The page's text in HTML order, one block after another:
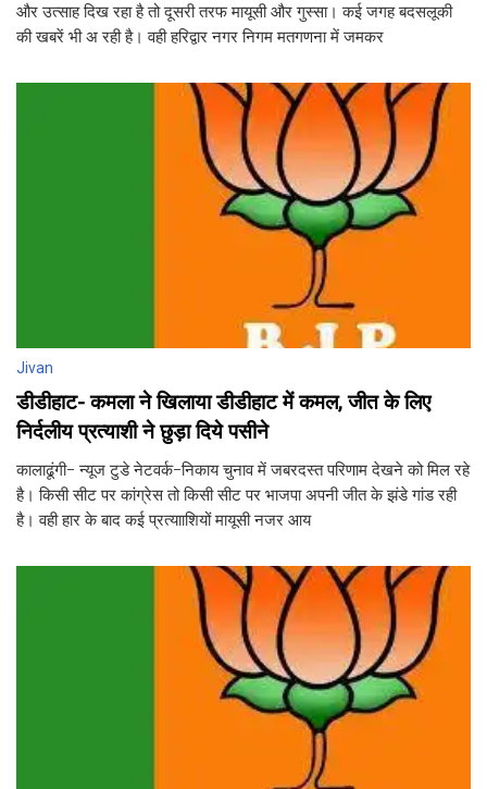
और उत्साह दिख रहा है तो दूसरी तरफ मायूसी और गुस्सा। कई जगह बदसलूकी
की खबरें भी अ रही है। वही हरिद्वार नगर निगम मतगणना में जमकर
Jivan
डीडीहाट- कमला ने खिलाया डीडीहाट में कमल, जीत के लिए
निर्दलीय प्रत्याशी ने छुड़ा दिये पसीने
कालाढूंगी- न्यूज टुडे नेटवर्क-निकाय चुनाव में जबरदस्त परिणाम देखने को मिल रहे
है। किसी सीट पर कांग्रेस तो किसी सीट पर भाजपा अपनी जीत के झंडे गांड रही
है। वही हार के बाद कई प्रत्यााशियों मायूसी नजर आय